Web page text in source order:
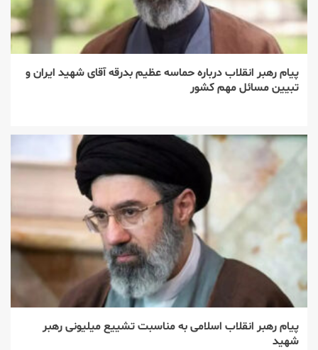
پیام رهبر انقلاب درباره حماسه عظیم بدرقه آقای شهید ایران و
تبیین مسائل مهم کشور
پیام رهبر انقلاب اسلامی به مناسبت تشییع میلیونی رهبر
شهید